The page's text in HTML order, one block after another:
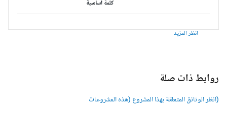
كلمة أساسية
انظر المزيد
روابط ذات صلة
(انظر الوثائق المتعلقة بهذا المشروع (هذه المشروعات